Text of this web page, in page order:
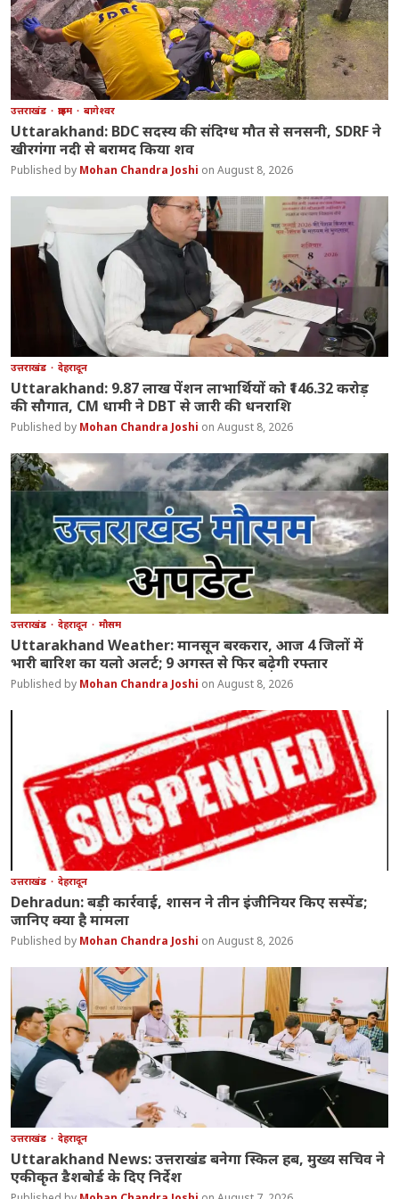
उत्तराखंड क्राइम बागेश्वर
Uttarakhand: BDC सदस्य की संदिग्ध मौत से सनसनी, SDRF ने
खीरगंगा नदी से बरामद किया शव
Mohan Chandra Joshi August 8, 2026
उत्तराखंड देहरादून
Uttarakhand: 9.87 लाख पेंशन लाभार्थियों को ₹146.32 करोड़
की सौगात, CM धामी ने DBT से जारी की धनराशि
Mohan Chandra Joshi August 8, 2026
उत्तराखंड देहरादून मौसम
Uttarakhand Weather: मानसून बरकरार, आज 4 जिलों में
भारी बारिश का यलो अलर्ट; 9 अगस्त से फिर बढ़ेगी रफ्तार
Mohan Chandra Joshi August 8, 2026
उत्तराखंड देहरादून
Dehradun: बड़ी कार्रवाई, शासन ने तीन इंजीनियर किए सस्पेंड;
जानिए क्या है मामला
Mohan Chandra Joshi August 8, 2026
उत्तराखंड देहरादून
Uttarakhand News: उत्तराखंड बनेगा स्किल हब, मुख्य सचिव ने
एकीकृत डैशबोर्ड के दिए निर्देश